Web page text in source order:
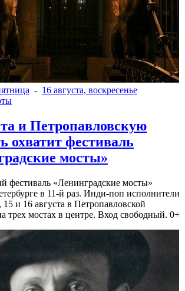
- 16 августа, воскресенье
и Петропавловскую
охватит фестиваль
мосты»
фестиваль «Ленинградские мосты»
в 11-й раз. Инди-поп исполнители
15 и 16 августа в Петропавловской
трех мостах в центре. Вход свободный. 0+